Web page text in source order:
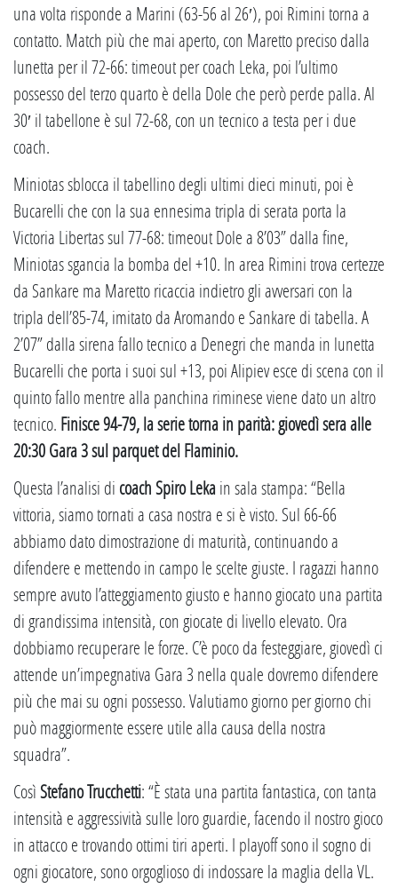
una volta risponde a Marini (63-56 al 26′), poi Rimini torna a
contatto. Match più che mai aperto, con Maretto preciso dalla
lunetta per il 72-66: timeout per coach Leka, poi l’ultimo
possesso del terzo quarto è della Dole che però perde palla. Al
30′ il tabellone è sul 72-68, con un tecnico a testa per i due
coach.
Miniotas sblocca il tabellino degli ultimi dieci minuti, poi è
Bucarelli che con la sua ennesima tripla di serata porta la
Victoria Libertas sul 77-68: timeout Dole a 8’03” dalla fine,
Miniotas sgancia la bomba del +10. In area Rimini trova certezze
da Sankare ma Maretto ricaccia indietro gli avversari con la
tripla dell’85-74, imitato da Aromando e Sankare di tabella. A
2’07” dalla sirena fallo tecnico a Denegri che manda in lunetta
Bucarelli che porta i suoi sul +13, poi Alipiev esce di scena con il
quinto fallo mentre alla panchina riminese viene dato un altro
tecnico. Finisce 94-79, la serie torna in parità: giovedì sera alle
20:30 Gara 3 sul parquet del Flaminio.
Questa l’analisi di coach Spiro Leka in sala stampa: “Bella
vittoria, siamo tornati a casa nostra e si è visto. Sul 66-66
abbiamo dato dimostrazione di maturità, continuando a
difendere e mettendo in campo le scelte giuste. I ragazzi hanno
sempre avuto l’atteggiamento giusto e hanno giocato una partita
di grandissima intensità, con giocate di livello elevato. Ora
dobbiamo recuperare le forze. C’è poco da festeggiare, giovedì ci
attende un’impegnativa Gara 3 nella quale dovremo difendere
più che mai su ogni possesso. Valutiamo giorno per giorno chi
può maggiormente essere utile alla causa della nostra
squadra”.
CosìStefano Trucchetti: “È stata una partita fantastica, con tanta
intensità e aggressività sulle loro guardie, facendo il nostro gioco
in attacco e trovando ottimi tiri aperti. I playoff sono il sogno di
ogni giocatore, sono orgoglioso di indossare la maglia della VL.